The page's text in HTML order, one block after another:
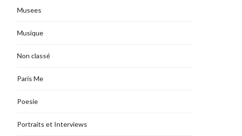
Musees
Musique
Non classé
Paris Me
Poesie
Portraits et Interviews